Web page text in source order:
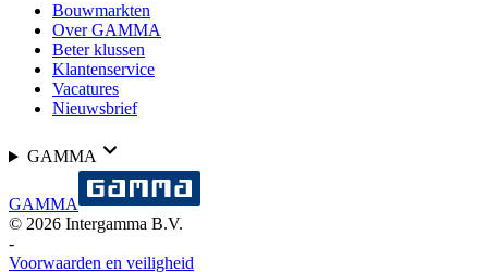
Bouwmarkten
Over GAMMA
Beter klussen
Klantenservice
Vacatures
Nieuwsbrief
GAMMA
GAMMA
© 2026 Intergamma B.V.
-
Voorwaarden en veiligheid